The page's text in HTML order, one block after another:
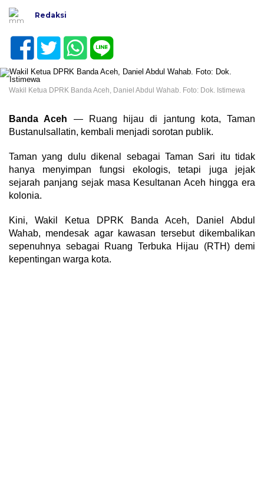
Redaksi
Wakil Ketua DPRK Banda Aceh, Daniel Abdul Wahab. Foto: Dok. Istimewa
Banda Aceh — Ruang hijau di jantung kota, Taman
Bustanulsallatin, kembali menjadi sorotan publik.
Taman yang dulu dikenal sebagai Taman Sari itu tidak
hanya menyimpan fungsi ekologis, tetapi juga jejak
sejarah panjang sejak masa Kesultanan Aceh hingga era
kolonia.
Kini, Wakil Ketua DPRK Banda Aceh, Daniel Abdul
Wahab, mendesak agar kawasan tersebut dikembalikan
sepenuhnya sebagai Ruang Terbuka Hijau (RTH) demi
kepentingan warga kota.